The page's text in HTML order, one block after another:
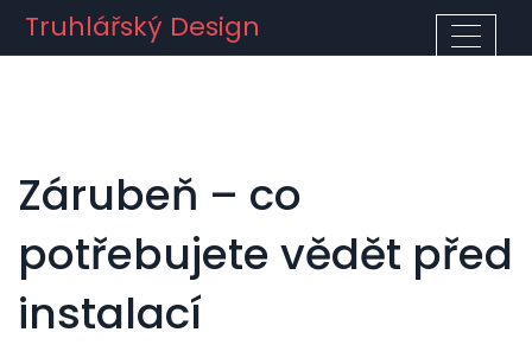
Truhlářský Design
Zárubeň – co
potřebujete vědět před
instalací